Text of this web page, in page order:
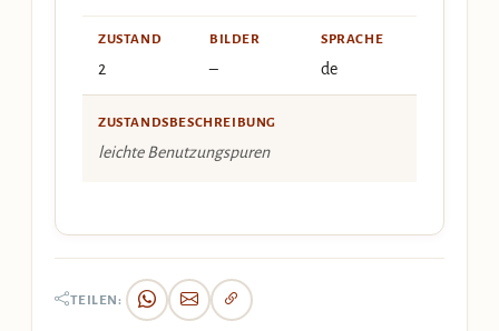
ZUSTAND
2
BILDER
–
SPRACHE
de
ZUSTANDSBESCHREIBUNG
leichte Benutzungspuren
TEILEN: